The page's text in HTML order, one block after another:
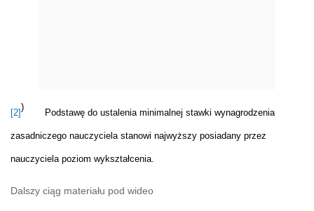
[2]
)
Podstawę do ustalenia minimalnej stawki wynagrodzenia
zasadniczego nauczyciela stanowi najwyższy posiadany przez
nauczyciela poziom wykształcenia.
Dalszy ciąg materiału pod wideo